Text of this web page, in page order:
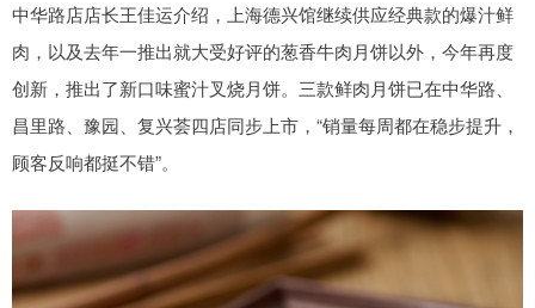
中华路店店长王佳运介绍，上海德兴馆继续供应经典款的爆汁鲜
肉，以及去年一推出就大受好评的葱香牛肉月饼以外，今年再度
创新，推出了新口味蜜汁叉烧月饼。三款鲜肉月饼已在中华路、
昌里路、豫园、复兴荟四店同步上市，“销量每周都在稳步提升，
顾客反响都挺不错”。